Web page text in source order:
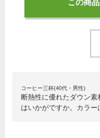
この商
コーヒー三杯(40代・男性)
断熱性に優れたダウン
はいかがですか。カラー